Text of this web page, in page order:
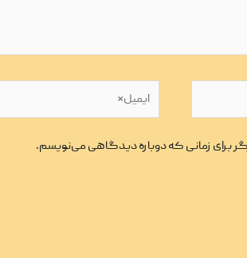
برای زمانی که دوباره دیدگاهی می‌نویسم.